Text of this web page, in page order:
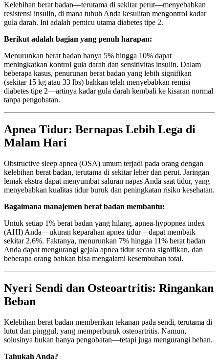
Kelebihan berat badan—terutama di sekitar perut—menyebabkan
resistensi insulin, di mana tubuh Anda kesulitan mengontrol kadar
gula darah. Ini adalah pemicu utama diabetes tipe 2.
Berikut adalah bagian yang penuh harapan:
Menurunkan berat badan hanya 5% hingga 10% dapat
meningkatkan kontrol gula darah dan sensitivitas insulin. Dalam
beberapa kasus, penurunan berat badan yang lebih signifikan
(sekitar 15 kg atau 33 lbs) bahkan telah menyebabkan remisi
diabetes tipe 2—artinya kadar gula darah kembali ke kisaran normal
tanpa pengobatan.
Apnea Tidur: Bernapas Lebih Lega di
Malam Hari
Obstructive sleep apnea (OSA) umum terjadi pada orang dengan
kelebihan berat badan, terutama di sekitar leher dan perut. Jaringan
lemak ekstra dapat menyumbat saluran napas Anda saat tidur, yang
menyebabkan kualitas tidur buruk dan peningkatan risiko kesehatan.
Bagaimana manajemen berat badan membantu:
Untuk setiap 1% berat badan yang hilang, apnea-hypopnea index
(AHI) Anda—ukuran keparahan apnea tidur—dapat membaik
sekitar 2,6%. Faktanya, menurunkan 7% hingga 11% berat badan
Anda dapat mengurangi gejala apnea tidur secara signifikan, dan
beberapa orang bahkan bisa mengalami kesembuhan total.
Nyeri Sendi dan Osteoartritis: Ringankan
Beban
Kelebihan berat badan memberikan tekanan pada sendi, terutama di
lutut dan pinggul, yang memperburuk osteoartritis. Namun,
solusinya bukan hanya pengobatan—tetapi juga mengurangi beban.
Tahukah Anda?